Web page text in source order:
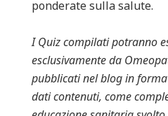
ponderate sulla salute.
I Quiz compilati potranno
esclusivamente da
pubblicati nel blog in
dati contenuti, come